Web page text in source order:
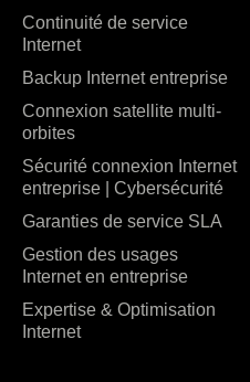
Continuité de service
Internet
Backup Internet entreprise
Connexion satellite multi-
orbites
Sécurité connexion Internet
entreprise | Cybersécurité
Garanties de service SLA
Gestion des usages
Internet en entreprise
Expertise & Optimisation
Internet